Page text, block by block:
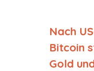
Nach
Bitcoin
Gold